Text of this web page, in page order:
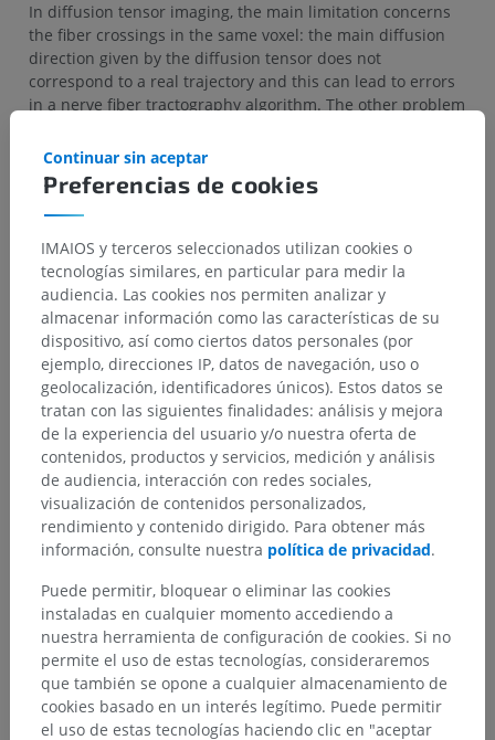
In diffusion tensor imaging, the main limitation concerns
the fiber crossings in the same voxel: the main diffusion
direction given by the diffusion tensor does not
correspond to a real trajectory and this can lead to errors
in a nerve fiber tractography algorithm. The other problem
angulations of the nerve fiber bundles. To overcome these
problems, more diffusion measurements can be taken in
different directions (HARDI: High Angular Resolution
Diffusion Imaging) delivering more data to the algorithms,
but at the cost of increased acquisition times.
ANTERIOR SIGUIENTE
RESUMEN DEL CAPÍTULO
Diffusion-weighted and Diffusion Tensor MR imaging
(5)
Principles of diffusion imaging
Diffusion-weighted sequences
Diffusion tensor and anisotropy
Artifacts and image quality in diffusion imaging
Main applications of diffusion
Preferencias de cookies
Continuar sin aceptar
IMAIOS y terceros seleccionados utilizan cookies o
tecnologías similares, en particular para medir la
audiencia. Las cookies nos permiten analizar y
almacenar información como las características de su
dispositivo, así como ciertos datos personales (por
ejemplo, direcciones IP, datos de navegación, uso o
geolocalización, identificadores únicos). Estos datos se
tratan con las siguientes finalidades: análisis y mejora
de la experiencia del usuario y/o nuestra oferta de
contenidos, productos y servicios, medición y análisis
de audiencia, interacción con redes sociales,
visualización de contenidos personalizados,
rendimiento y contenido dirigido. Para obtener más
información, consulte nuestra política de privacidad.
Puede permitir, bloquear o eliminar las cookies
instaladas en cualquier momento accediendo a
nuestra herramienta de configuración de cookies. Si no
permite el uso de estas tecnologías, consideraremos
que también se opone a cualquier almacenamiento de
cookies basado en un interés legítimo. Puede permitir
el uso de estas tecnologías haciendo clic en "aceptar